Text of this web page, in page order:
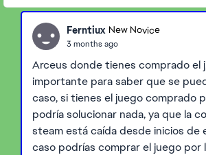
Ferntiux New Novice
3 months ago
Arceus donde tienes comprado el
importante para saber que se
caso, si tienes el juego comprado
podría solucionar nada, ya que la
steam está caída desde inicios de
caso podrías comprar el juego por